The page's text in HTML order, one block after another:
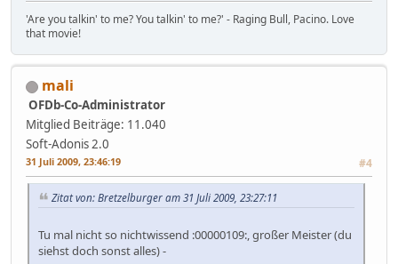
'Are you talkin' to me? You talkin' to me?' - Raging Bull, Pacino. Love
that movie!
mali
OFDb-Co-Administrator
Mitglied Beiträge: 11.040
Soft-Adonis 2.0
31 Juli 2009, 23:46:19 #4
Zitat von: Bretzelburger am 31 Juli 2009, 23:27:11
Tu mal nicht so nichtwissend :00000109:, großer Meister (du
siehst doch sonst alles) -